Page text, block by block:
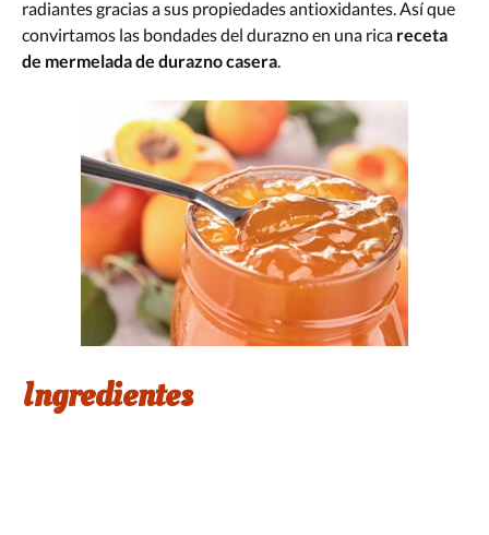
radiantes gracias a sus propiedades antioxidantes. Así que
convirtamos las bondades del durazno en una rica receta
de mermelada de durazno casera.
Ingredientes